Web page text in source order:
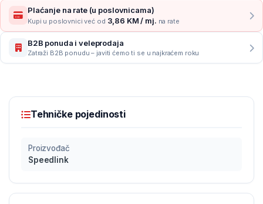
Plaćanje na rate (u poslovnicama)
Kupi u poslovnici već od 3,86 KM / mj. na rate
B2B ponuda i veleprodaja
Zatraži B2B ponudu – javiti ćemo ti se u najkraćem roku
Tehničke pojedinosti
Proizvođač
Speedlink